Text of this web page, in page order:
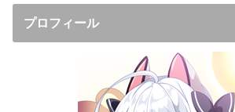
プロフィール